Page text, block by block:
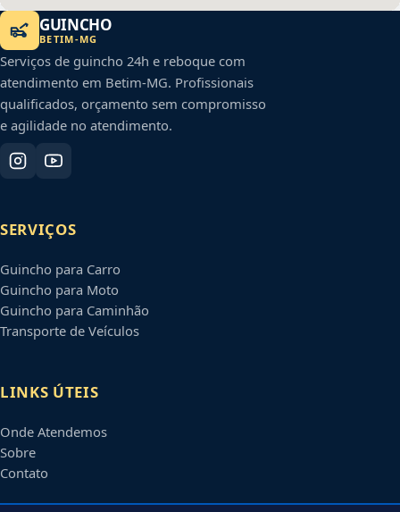
GUINCHO
BETIM-MG
Serviços de guincho 24h e reboque com
atendimento em Betim-MG. Profissionais
qualificados, orçamento sem compromisso
e agilidade no atendimento.
SERVIÇOS
Guincho para Carro
Guincho para Moto
Guincho para Caminhão
Transporte de Veículos
LINKS ÚTEIS
Onde Atendemos
Sobre
Contato